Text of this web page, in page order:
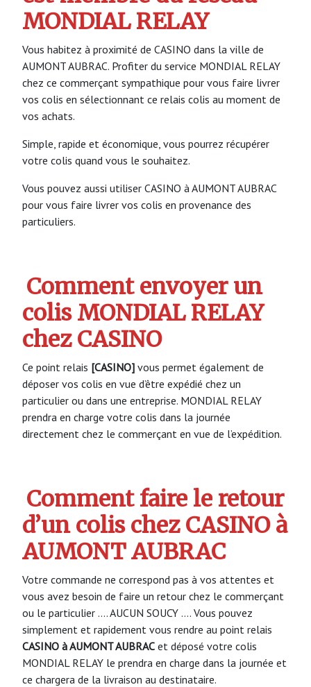
MONDIAL RELAY
Vous habitez à proximité de CASINO dans la ville de
AUMONT AUBRAC. Profiter du service MONDIAL RELAY
chez ce commerçant sympathique pour vous faire livrer
vos colis en sélectionnant ce relais colis au moment de
vos achats.
Simple, rapide et économique, vous pourrez récupérer
votre colis quand vous le souhaitez.
Vous pouvez aussi utiliser CASINO à AUMONT AUBRAC
pour vous faire livrer vos colis en provenance des
particuliers.
Comment envoyer un
colis MONDIAL RELAY
chez CASINO
Ce point relais [CASINO] vous permet également de
déposer vos colis en vue d’être expédié chez un
particulier ou dans une entreprise. MONDIAL RELAY
prendra en charge votre colis dans la journée
directement chez le commerçant en vue de l’expédition.
Comment faire le retour
d’un colis chez CASINO à
AUMONT AUBRAC
Votre commande ne correspond pas à vos attentes et
vous avez besoin de faire un retour chez le commerçant
ou le particulier …. AUCUN SOUCY …. Vous pouvez
simplement et rapidement vous rendre au point relais
CASINO à AUMONT AUBRAC et déposé votre colis
MONDIAL RELAY le prendra en charge dans la journée et
ce chargera de la livraison au destinataire.